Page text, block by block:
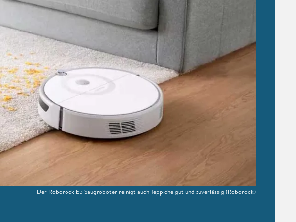
Der Roborock E5 Saugroboter reinigt auch Teppiche gut und zuverlässig (Roborock)